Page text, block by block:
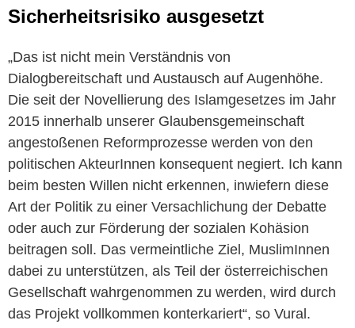
Sicherheitsrisiko ausgesetzt
„Das ist nicht mein Verständnis von
Dialogbereitschaft und Austausch auf Augenhöhe.
Die seit der Novellierung des Islamgesetzes im Jahr
2015 innerhalb unserer Glaubensgemeinschaft
angestoßenen Reformprozesse werden von den
politischen AkteurInnen konsequent negiert. Ich kann
beim besten Willen nicht erkennen, inwiefern diese
Art der Politik zu einer Versachlichung der Debatte
oder auch zur Förderung der sozialen Kohäsion
beitragen soll. Das vermeintliche Ziel, MuslimInnen
dabei zu unterstützen, als Teil der österreichischen
Gesellschaft wahrgenommen zu werden, wird durch
das Projekt vollkommen konterkariert“, so Vural.